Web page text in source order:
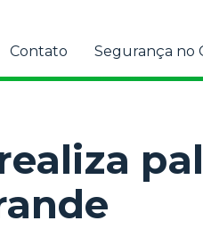
Contato Segurança no